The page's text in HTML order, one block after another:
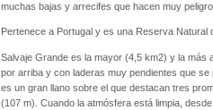
muchas bajas y arrecifes que hacen muy
Pertenece a Portugal y es una Reserva Natural
Salvaje Grande es la mayor (4,5 km2) y la más
por arriba y con laderas muy pendientes que
es un gran llano sobre el que destacan tres
(107 m). Cuando la atmósfera está limpia,